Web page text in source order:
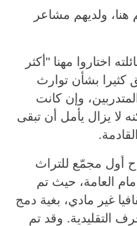
ولديهم مشاعر
اختاروا مهنا "أكثر
كثيرا بشأن توارث
وإن كانت
لا يزال يأمل أن تبقى
تم افتتاح أول مجمّع للتراث
العامة، حيث تم
لعرض 13 تراثا ثقافيا غير مادي، بغية دمج
التقليدية. وقد تم